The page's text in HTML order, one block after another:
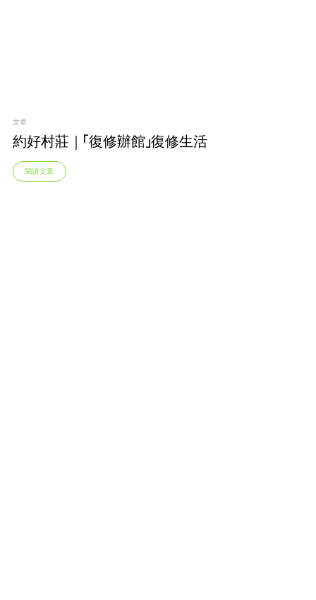
文章
約好村莊｜「復修辦館」復修生活
閱讀文章